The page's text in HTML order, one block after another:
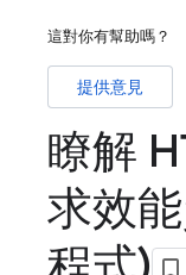
這對你有幫助嗎？
提供意見
瞭解
求效